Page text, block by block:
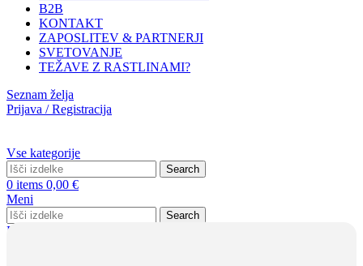
B2B
KONTAKT
ZAPOSLITEV & PARTNERJI
SVETOVANJE
TEŽAVE Z RASTLINAMI?
Seznam želja
Prijava / Registracija
Vse kategorije
Search
0 items 0,00 €
Meni
Search
Prijava / Registracija